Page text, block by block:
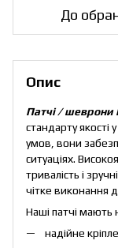
До
Опис
Патчі / шеврони
стандарту якості
умов, вони
ситуаціях.
тривалість і
чітке виконання
Наші патчі мають
надійне